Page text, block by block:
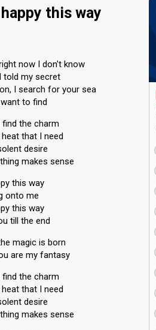
this way
now I don't know
told my secret
I search for your sea
to find
the charm
that I need
desire
makes sense
this way
onto me
this way
till the end
magic is born
are my fantasy
the charm
that I need
desire
makes sense